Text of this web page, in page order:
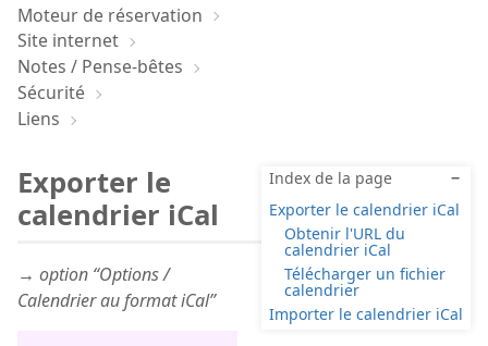
Moteur de réservation
Site internet
Notes / Pense-bêtes
Sécurité
Liens
−
Index de la page
Exporter le calendrier iCal
Obtenir l'URL du
calendrier iCal
Télécharger un fichier
calendrier
Importer le calendrier iCal
Exporter le
calendrier iCal
→ option “Options /
Calendrier au format iCal”